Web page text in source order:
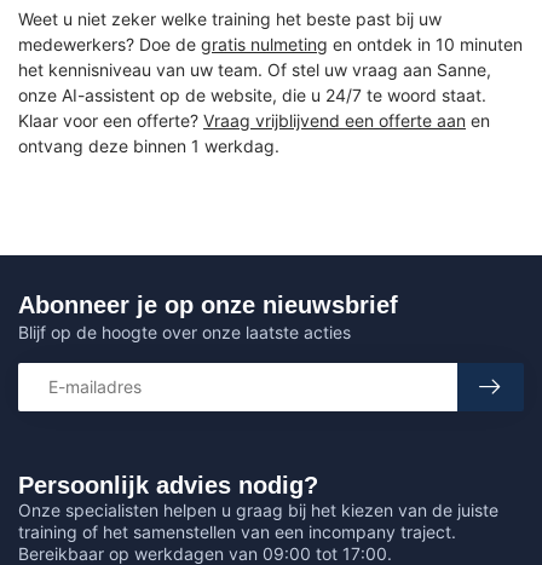
Weet u niet zeker welke training het beste past bij uw
medewerkers? Doe de gratis nulmeting en ontdek in 10 minuten
het kennisniveau van uw team. Of stel uw vraag aan Sanne,
onze AI-assistent op de website, die u 24/7 te woord staat.
Klaar voor een offerte? Vraag vrijblijvend een offerte aan en
ontvang deze binnen 1 werkdag.
Persoonlijk advies nodig?
Onze specialisten helpen u graag bij het kiezen van de juiste
training of het samenstellen van een incompany traject.
Bereikbaar op werkdagen van 09:00 tot 17:00.
Abonneer je op onze nieuwsbrief
Blijf op de hoogte over onze laatste acties